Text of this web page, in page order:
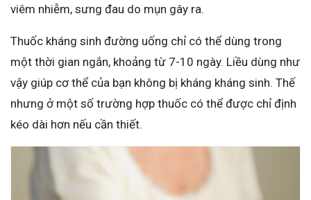
viêm nhiễm, sưng đau do mụn gây ra.
Thuốc kháng sinh đường uống chỉ có thể dùng trong
một thời gian ngắn, khoảng từ 7-10 ngày. Liều dùng như
vậy giúp cơ thể của bạn không bị kháng kháng sinh. Thế
nhưng ở một số trường hợp thuốc có thể được chỉ định
kéo dài hơn nếu cần thiết.